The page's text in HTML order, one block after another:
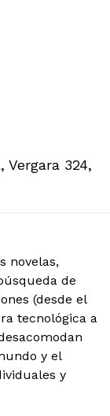
Vergara 324,
novelas,
de
(desde el
tecnológica a
y el
y